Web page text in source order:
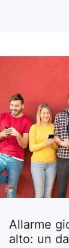
Allarme
alto: un